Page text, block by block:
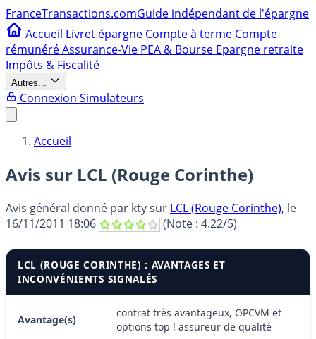
FranceTransactions.comGuide indépendant de l'épargne
Accueil Livret épargne Compte à terme Compte
rémunéréAssurance-Vie PEA & Bourse Epargne retraite
Impôts & Fiscalité
Autres...
Connexion Simulateurs
Accueil
Avis sur LCL (Rouge Corinthe)
Avis général donné par ktysur LCL (Rouge Corinthe), le
16/11/2011 18:06
(Note : 4.22/5)
LCL (ROUGE CORINTHE) : AVANTAGES ET
INCONVÉNIENTS SIGNALÉS
Avantage(s)
contrat très avantageux, OPCVM et
options top ! assureur de qualité